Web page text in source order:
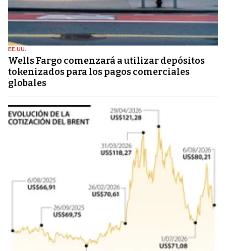
EE.UU.
Wells Fargo comenzará a utilizar depósitos
tokenizados para los pagos comerciales
globales